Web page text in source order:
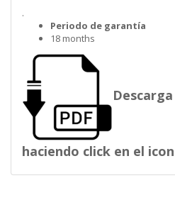
.
Periodo de garantía
18 months
haciendo click en el